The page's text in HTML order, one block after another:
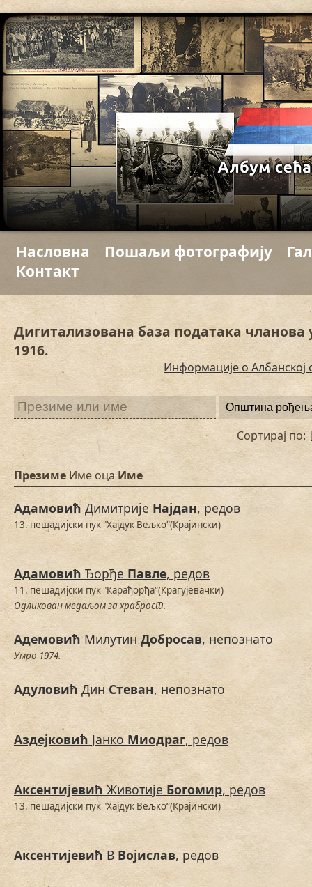
Насловна Пошаљи фотографију
Контакт
Дигитализована база података
1916.
Информације о Албанској
Сортирај по:
Презиме Име оцаИме
Адамовић Димитрије Најдан, редов
13. пешадијски пук "Хајдук Вељко“(Крајински)
Адамовић Ђорђе Павле, редов
11. пешадијски пук "Карађорђа“(Крагујевачки)
Одликован медаљом за храброст.
Адемовић Милутин Добросав, непознато
Умро 1974.
Адуловић Дин Стеван, непознато
Аздејковић Јанко Миодраг, редов
Аксентијевић ЖивотијеБогомир, редов
13. пешадијски пук "Хајдук Вељко“(Крајински)
Аксентијевић ВВојислав, редов